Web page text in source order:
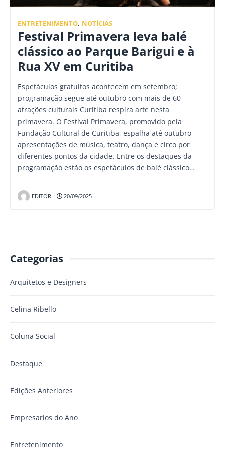
ENTRETENIMENTO, NOTÍCIAS
Festival Primavera leva balé
clássico ao Parque Barigui e à
Rua XV em Curitiba
Espetáculos gratuitos acontecem em setembro;
programação segue até outubro com mais de 60
atrações culturais Curitiba respira arte nesta
primavera. O Festival Primavera, promovido pela
Fundação Cultural de Curitiba, espalha até outubro
apresentações de música, teatro, dança e circo por
diferentes pontos da cidade. Entre os destaques da
programação estão os espetáculos de balé clássico…
EDITOR 20/09/2025
Categorias
Arquitetos e Designers
Celina Ribello
Coluna Social
Destaque
Edições Anteriores
Empresarios do Ano
Entretenimento